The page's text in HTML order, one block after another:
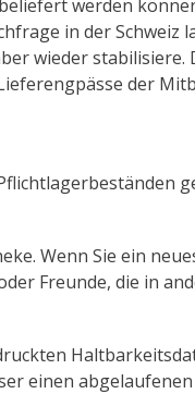
werden
in der Schweiz
wieder
der
Wenn Sie ein
Freunde, die in
einen